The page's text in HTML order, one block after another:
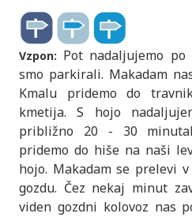
Vzpon: Pot nadaljujemo po
smo parkirali. Makadam
Kmalu pridemo do
kmetija. S hojo
približno 20 - 30
pridemo do hiše na naši
hojo. Makadam se prelevi
gozdu. Čez nekaj minut
viden gozdni kolovoz nas